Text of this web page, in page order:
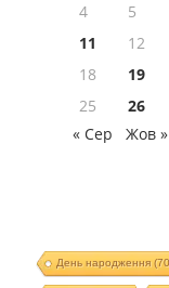
4
5
11
12
18
19
25
26
« Сер
Жов »
День народження